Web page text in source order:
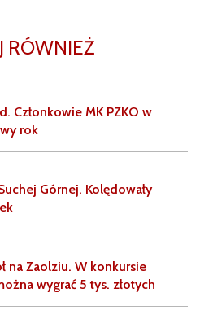
RÓWNIEŻ
Członkowie MK PZKO w
rok
Górnej. Kolędowały
na Zaolziu. W konkursie
wygrać 5 tys. złotych